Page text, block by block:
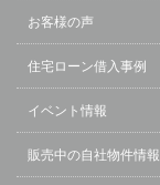
お客様の声
住宅ローン借入事例
イベント情報
販売中の自社物件情報